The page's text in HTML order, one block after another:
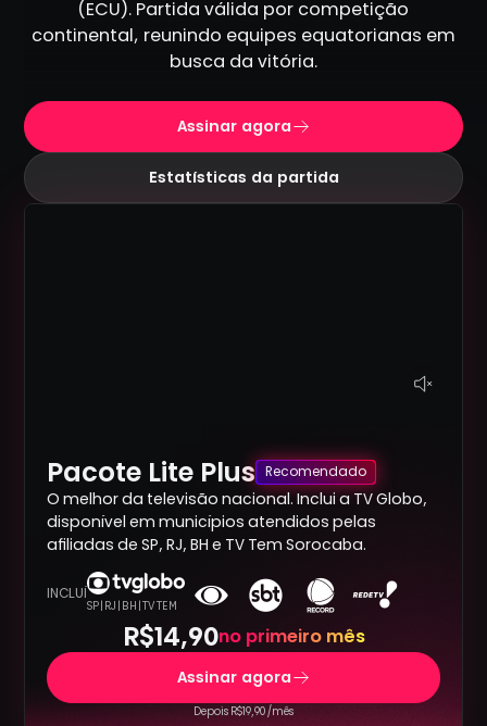
(ECU). Partida válida por competição
continental, reunindo equipes equatorianas em
busca da vitória.
Assinar agora
Estatísticas da partida
Pacote Lite Plus Recomendado
O melhor da televisão nacional. Inclui a TV Globo,
disponível em municípios atendidos pelas
afiliadas de SP, RJ, BH e TV Tem Sorocaba.
INCLUÍ
SP | RJ | BH | TV TEM
R$14,90no primeiro mês
Assinar agora
Depois R$19,90 /mês